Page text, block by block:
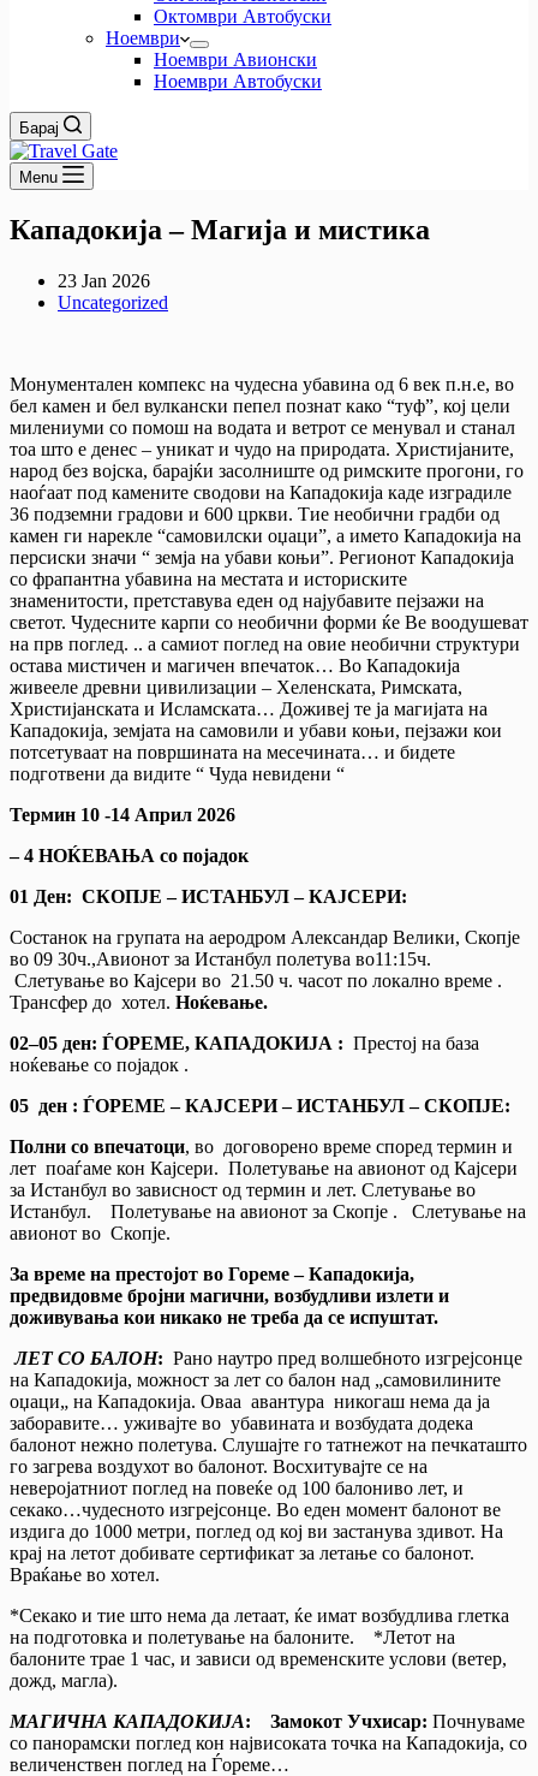
Октомври Автобуски
Ноември
Ноември Авионски
Ноември Автобуски
Барај
Menu
Кападокија – Магија и мистика
23 Jan 2026
Uncategorized
Монументален компекс на чудесна убавина од 6 век п.н.е, во
бел камен и бел вулкански пепел познат како “туф”, кој цели
милениуми со помош на водата и ветрот се менувал и станал
тоа што е денес – уникат и чудо на природата. Христијаните,
народ без војска, барајќи засолниште од римските прогони, го
наоѓаат под камените сводови на Кападокија каде изградиле
36 подземни градови и 600 цркви. Тие необични градби од
камен ги нарекле “самовилски оџаци”, а името Кападокија на
персиски значи “ земја на убави коњи”. Регионот Кападокија
со фрапантна убавина на местата и историските
знаменитости, претставува еден од најубавите пејзажи на
светот. Чудесните карпи со необични форми ќе Ве воодушеват
на прв поглед. .. a самиот поглед на овие необични структури
остава мистичен и магичен впечаток… Во Кападокија
живееле древни цивилизации – Хеленската, Римската,
Христијанската и Исламската… Доживеј те ја магијата на
Кападокија, земјата на самовили и убави коњи, пејзажи кои
потсетуваат на површината на месечината… и бидете
подготвени да видите “ Чуда невидени “
Термин 10 -14 Април 2026
– 4 НОЌЕВАЊА со појадок
01 Ден: СКОПЈЕ – ИСТАНБУЛ – КАЈСЕРИ:
Состанок на групата на аеродром Александар Велики, Скопје
во 09 30ч.,Авионот за Истанбул полетува во11:15ч.
Слетување во Кајсери во 21.50 ч. часот по локално време .
Трансфер до хотел. Ноќевање.
02–05 ден: ЃОРЕМЕ, КАПАДОКИЈА : Престој на база
ноќевање со појадок .
05 ден : ЃОРЕМЕ – КАЈСЕРИ – ИСТАНБУЛ – СКОПЈЕ:
Полни со впечатоци, во договорено време според термин и
лет поаѓаме кон Кајсери. Полетување на авионот од Кајсери
за Истанбул во зависност од термин и лет. Слетување во
Истанбул. Полетување на авионот за Скопје . Слетување на
авионот во Скопје.
За време на престојот во Гореме – Кападокија,
предвидовме бројни магични, возбудливи излети и
доживувања кои никако не треба да се испуштат.
ЛЕТ СО БАЛОН: Рано наутро пред волшебното изгрејсонце
на Кападокија, можност за лет со балон над „самовилините
оџаци„ на Кападокија. Оваа авантура никогаш нема да ја
заборавите… уживајте во убавината и возбудата додека
балонот нежно полетува. Слушајте го татнежот на печкаташто
го загрева воздухот во балонот. Восхитувајте се на
неверојатниот поглед на повеќе од 100 балониво лет, и
секако…чудесното изгрејсонце. Во еден момент балонот ве
издига до 1000 метри, поглед од кој ви застанува здивот. На
крај на летот добивате сертификат за летање со балонот.
Враќање во хотел.
*Секако и тие што нема да летаат, ќе имат возбудлива глетка
на подготовка и полетување на балоните. *Летот на
балоните трае 1 час, и зависи од временските услови (ветер,
дожд, магла).
МАГИЧНА КАПАДОКИЈА: Замокот Учхисар: Почнуваме
со панорамски поглед кон највисоката точка на Кападокија, со
величенствен поглед на Ѓореме…